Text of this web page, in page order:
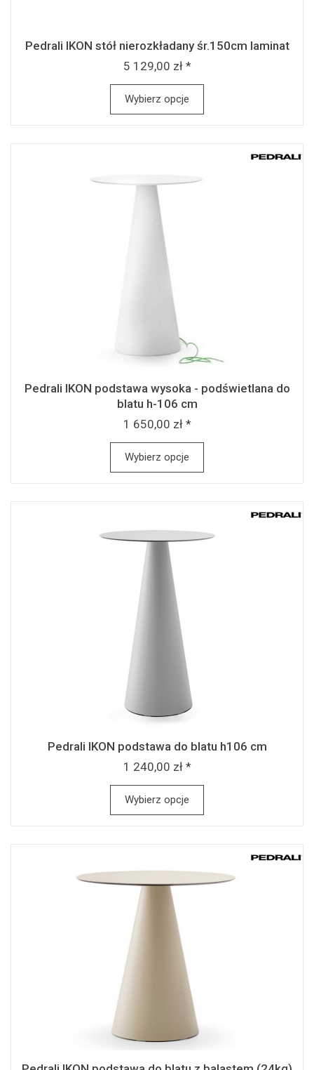
Pedrali IKON stół nierozkładany śr.150cm laminat
5 129,00 zł *
Wybierz opcje
Pedrali IKON podstawa wysoka - podświetlana do
blatu h-106 cm
1 650,00 zł *
Wybierz opcje
Pedrali IKON podstawa do blatu h106 cm
1 240,00 zł *
Wybierz opcje